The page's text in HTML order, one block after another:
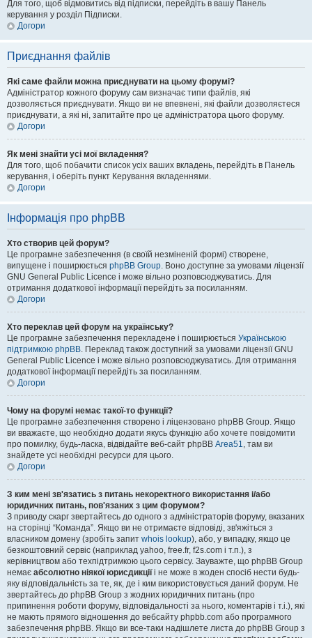
Для того, щоб відмовитись від підписки, перейдіть в вашу Панель
керування у розділ Підписки.
Догори
Приєднання файлів
Які саме файли можна приєднувати на цьому форумі?
Адміністратор кожного форуму сам визначає типи файлів, які
дозволяється приєднувати. Якщо ви не впевнені, які файли дозволяєтеся
приєднувати, а які ні, запитайте про це адміністратора цього форуму.
Догори
Як мені знайти усі мої вкладення?
Для того, щоб побачити список усіх ваших вкладень, перейдіть в Панель
керування, і оберіть пункт Керування вкладеннями.
Догори
Інформація про phpBB
Хто створив цей форум?
Це програмне забезпечення (в своїй незміненій формі) створене,
випущене і поширюється phpBB Group. Воно доступне за умовами ліцензії
GNU General Public Licence і може вільно розповсюджуватись. Для
отримання додаткової інформації перейдіть за посиланням.
Догори
Хто переклав цей форум на українську?
Це програмне забезпечення перекладене і поширюється Українською
підтримкою phpBB. Переклад також доступний за умовами ліцензії GNU
General Public Licence і може вільно розповсюджуватись. Для отримання
додаткової інформації перейдіть за посиланням.
Догори
Чому на форумі немає такої-то функції?
Це програмне забезпечення створено і ліцензовано phpBB Group. Якщо
ви вважаєте, що необхідно додати якусь функцію або хочете повідомити
про помилку, будь-ласка, відвідайте веб-сайт phpBB Area51, там ви
знайдете усі необхідні ресурси для цього.
Догори
З ким мені зв'язатись з питань некоректного використання і/або
юридичних питань, пов'язаних з цим форумом?
З приводу скарг звертайтесь до одного з адміністраторів форуму, вказаних
на сторінці “Команда”. Якщо ви не отримаєте відповіді, зв'яжіться з
власником домену (зробіть запит whois lookup), або, у випадку, якщо це
безкоштовний сервіс (наприклад yahoo, free.fr, f2s.com і т.п.), з
керівництвом або техпідтримкою цього сервісу. Зауважте, що phpBB Group
немає абсолютно ніякої юрисдикціїі не може в жоден спосіб нести будь-
яку відповідальність за те, як, де і ким використовується даний форум. Не
звертайтесь до phpBB Group з жодних юридичних питань (про
припинення роботи форуму, відповідальності за нього, коментарів і т.і.), які
не мають прямого відношення до вебсайту phpbb.com або програмного
забезпечення phpBB. Якщо ви все-таки надішлете листа до phpBB Group з